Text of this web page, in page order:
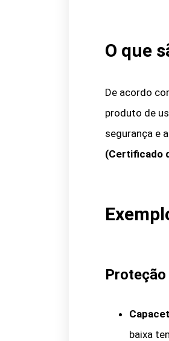
O que
De acordo
produto de
segurança e
(Certificado
Proteção
baixa